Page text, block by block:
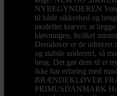
NYBEGYNDEREN
til både sikkerhed og
modeller kræver, at
kløvningen, hvilket
Derudover er de udstyret
og stabile understel, så
brug. Det gør dem til et
ikke har erfaring med
BRÆNDEKLØVER
PRIMUSDANMARK